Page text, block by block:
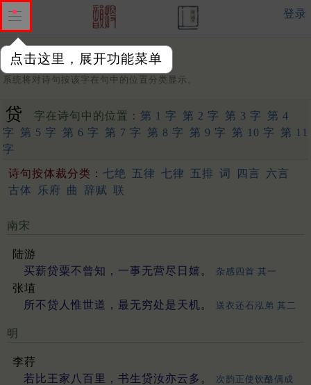
点击这里，展开功能菜单
登录
字：
系统将对诗句按该字在句中的位置分类显示。
贷 字在诗句中的位置： 第 1 字 第 2 字 第 3 字
第 4
字
第 5 字 第 6 字 第 7 字 第 8 字 第 9 字 第 10 字
第 11
字
诗句按体裁分类： 七绝 五律 七律 五排 词 四言
六言
古体
乐府 曲 辞赋 联
南宋
陆游
买薪贷粟不曾知，一事无营尽日嬉。
杂感四首 其一
张埴
所不贷人惟世道，最无穷处是天机。
送衣还石泓弟 其二
明
李荇
若比王家八百里，书生贷汝亦云多。
次韵正使饮酪偶成